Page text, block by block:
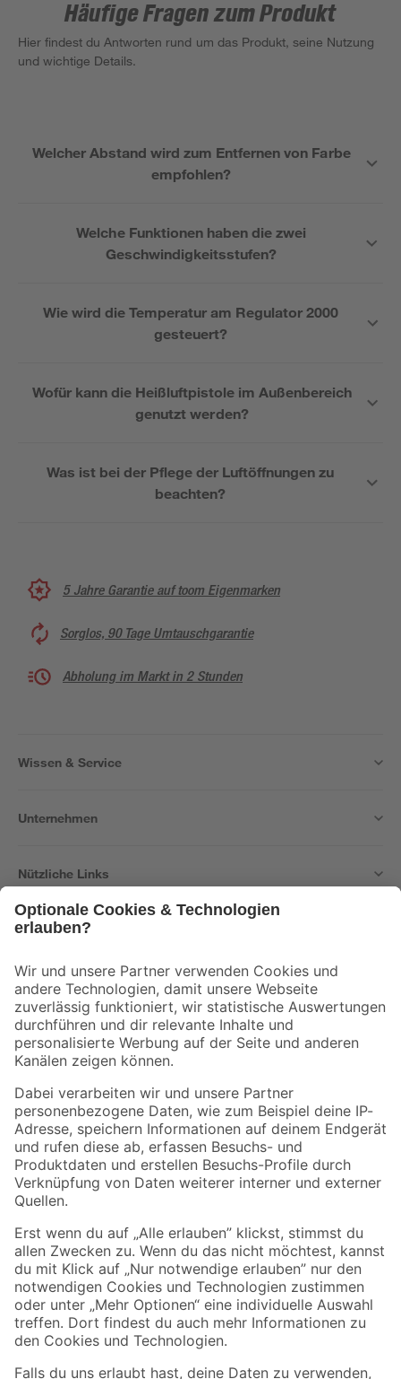
Häufige Fragen zum Produkt
Hier findest du Antworten rund um das Produkt, seine Nutzung
und wichtige Details.
Welcher Abstand wird zum Entfernen von Farbe
empfohlen?
Welche Funktionen haben die zwei
Geschwindigkeitsstufen?
Wie wird die Temperatur am Regulator 2000
gesteuert?
Wofür kann die Heißluftpistole im Außenbereich
genutzt werden?
Was ist bei der Pflege der Luftöffnungen zu
beachten?
5 Jahre Garantie auf toom Eigenmarken
Sorglos, 90 Tage Umtauschgarantie
Abholung im Markt in 2 Stunden
Wissen & Service
Unternehmen
Nützliche Links
Der toom Newsletter: Keine Angebote und Aktionen mehr verpassen!
Zur Newsletter Anmeldung
Folge uns
Zahlungsarten Versandarten
Sicher einkaufen
Jetzt die toom-App herunterladen